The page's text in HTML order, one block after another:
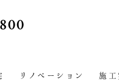
リノベーション
施工